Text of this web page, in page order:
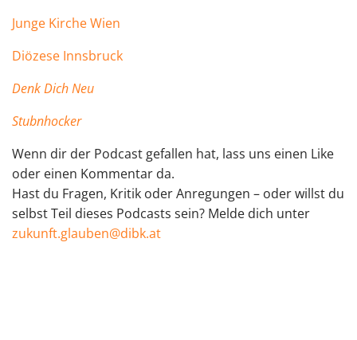
Junge Kirche Wien
Diözese Innsbruck
⁠⁠Denk Dich Neu⁠⁠
⁠⁠Stubnhocker⁠
Wenn dir der Podcast gefallen hat, lass uns einen Like
oder einen Kommentar da.
Hast du Fragen, Kritik oder Anregungen – oder willst du
selbst Teil dieses Podcasts sein? Melde dich unter
zukunft.glauben@dibk.at